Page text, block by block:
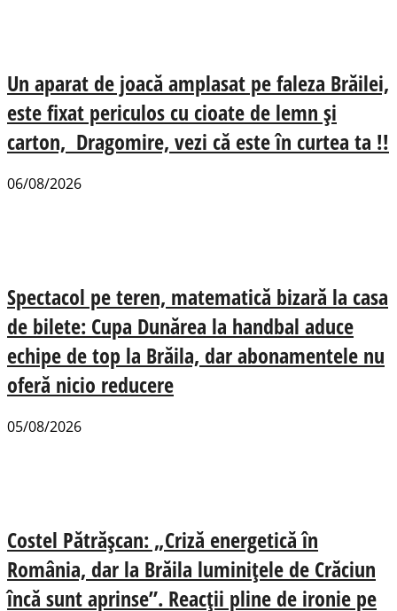
Un aparat de joacă amplasat pe faleza Brăilei,
este fixat periculos cu cioate de lemn și
carton, Dragomire, vezi că este în curtea ta !!
06/08/2026
Spectacol pe teren, matematică bizară la casa
de bilete: Cupa Dunărea la handbal aduce
echipe de top la Brăila, dar abonamentele nu
oferă nicio reducere
05/08/2026
Costel Pătrășcan: „Criză energetică în
România, dar la Brăila luminițele de Crăciun
încă sunt aprinse”. Reacții pline de ironie pe